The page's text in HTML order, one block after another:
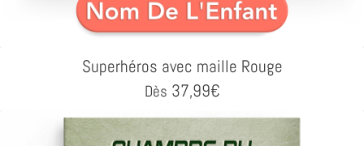
Superhéros avec maille Rouge
Dès 37,99€